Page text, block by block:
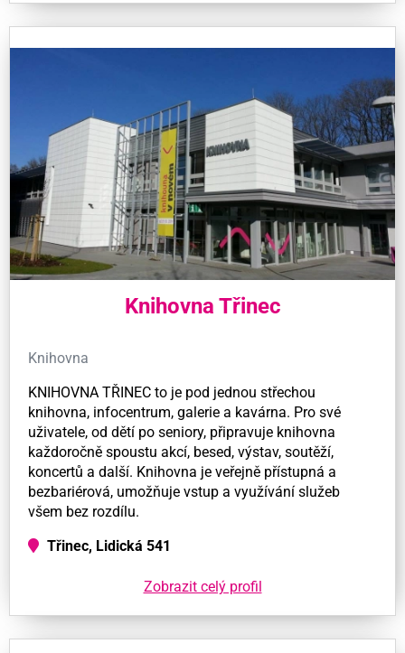
Knihovna Třinec
Knihovna
KNIHOVNA TŘINEC to je pod jednou střechou
knihovna, infocentrum, galerie a kavárna. Pro své
uživatele, od dětí po seniory, připravuje knihovna
každoročně spoustu akcí, besed, výstav, soutěží,
koncertů a další. Knihovna je veřejně přístupná a
bezbariérová, umožňuje vstup a využívání služeb
všem bez rozdílu.
Třinec, Lidická 541
Zobrazit celý profil